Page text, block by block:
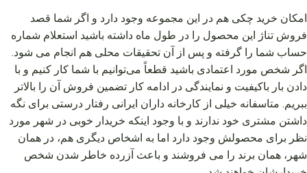
امکان خرید چکی هم در این مجموعه وجود دارد و اگر شما قصد
فروش تناژ این محصول را در طول ماه داشته باشید استعلام شماره
حساب شما را گرفته و پس از آن تحقیقات محلی هم انجام می‌ شود.
اگر شخص مورد اعتمادی باشید قطعاً می‌توانیم با شما کار کنیم و با
دادن بار باکیفیت و نمایندگی در ادامه کار تضمین فروش آن را بالاتر
ببریم. متاسفانه خیلی از کارخانه‌ داران ایرانی رفتار درستی برای نگه
داشتن مشتری خود ندارند و با وجود اینکه خریدار خوبی در شهر مورد
نظر برای محصولش وجود دارد اما به اشخاص دیگری هم، در همان
شهر، همان برند را می‌ فروشند و باعث آزرده خاطر شدن شخص